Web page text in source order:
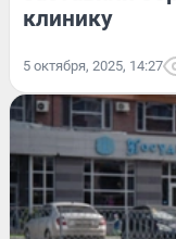
клинику
5 октября, 2025, 14:27